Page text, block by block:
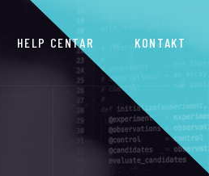
HELP CENTAR KONTAKT